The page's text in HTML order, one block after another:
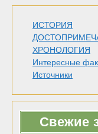
ИСТОРИЯ
ХРОНОЛОГИЯ
Интересные
Источники
Свежие